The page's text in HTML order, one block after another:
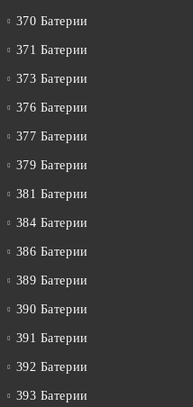
370 Батерии
371 Батерии
373 Батерии
376 Батерии
377 Батерии
379 Батерии
381 Батерии
384 Батерии
386 Батерии
389 Батерии
390 Батерии
391 Батерии
392 Батерии
393 Батерии